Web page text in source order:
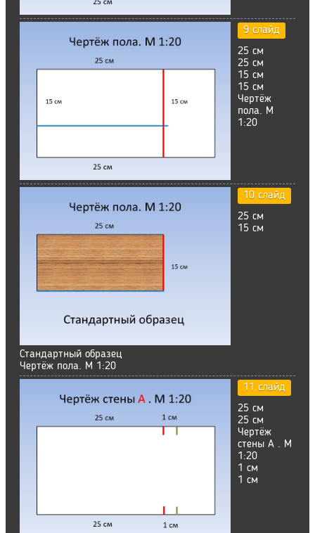
9 слайд
25 см
25 см
15 см
15 см
Чертёж
пола. М
1:20
10 слайд
25 см
15 см
Стандартный образец
Чертёж пола. М 1:20
11 слайд
25 см
25 см
Чертёж
стены А . М
1:20
1 см
1 см